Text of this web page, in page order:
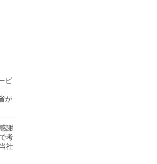
ビ
が
謝
考
社